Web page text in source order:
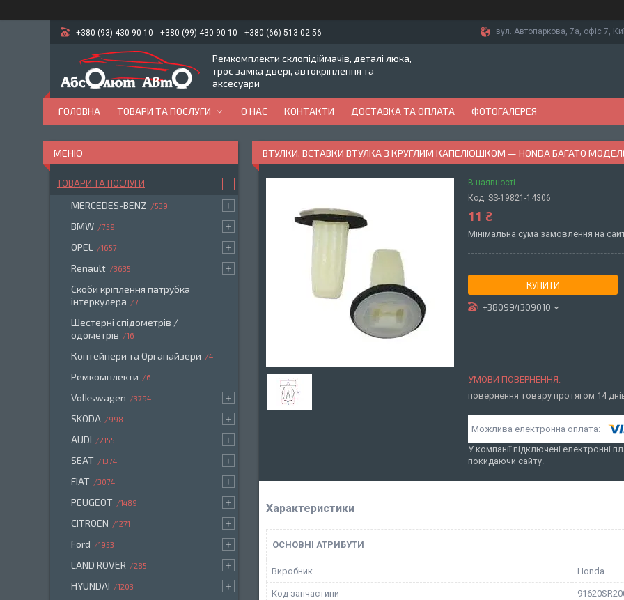
+380 (93) 430-90-10 +380 (99) 430-90-10 +380 (66) 513-02-56 вул. Автопаркова, 7а, офіс 7,
Ремкомплекти склопідіймачів, деталі люка,
трос замка двері, автокріплення та
аксесуари
ГОЛОВНА ТОВАРИ ТА ПОСЛУГИ О НАС КОНТАКТИ ДОСТАВКА ТА ОПЛАТА ФОТОГАЛЕРЕЯ
ВТУЛКИ, ВСТАВКИ ВТУЛКА З КРУГЛИМ КАПЕЛЮШКОМ — HONDA БАГАТО
В наявності
Код: SS-19821-14306
11 ₴
Мінімальна сума замовлення на
КУПИТИ
+380994309010
повернення товару протягом 14
У компанії підключені електронні
покидаючи сайту.
Характеристики
ОСНОВНІ АТРИБУТИ
Виробник Honda
Код запчастини
ТОВАРИ ТА ПОСЛУГИ
MERCEDES-BENZ 539
BMW 759
OPEL 1657
Renault 3635
Скоби кріплення патрубка
інтеркулера
7
Шестерні спідометрів /
одометрів
16
Контейнери та Органайзери 4
Ремкомплекти 6
Volkswagen 3794
SKODA 998
AUDI 2155
SEAT 1374
FIAT 3074
PEUGEOT 1489
CITROEN 1271
Ford 1953
LAND ROVER 285
HYUNDAI 1203